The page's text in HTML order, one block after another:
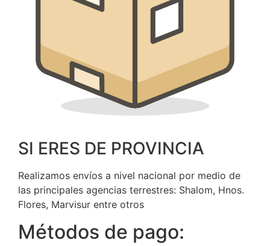
SI ERES DE PROVINCIA
Realizamos envíos a nivel nacional por medio de
las principales agencias terrestres: Shalom, Hnos.
Flores, Marvisur entre otros
Métodos de pago: